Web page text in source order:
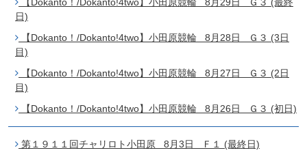
日)
【Dokanto！/Dokanto!4two】小田原競輪 8月28日 Ｇ３ (3日
目)
【Dokanto！/Dokanto!4two】小田原競輪 8月27日 Ｇ３ (2日
目)
【Dokanto！/Dokanto!4two】小田原競輪 8月26日 Ｇ３ (初日)
第１９１１回チャリロト小田原 8月3日 Ｆ１ (最終日)